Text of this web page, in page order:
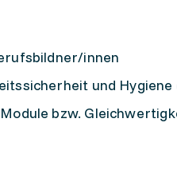
innen
und Hygiene
bzw.